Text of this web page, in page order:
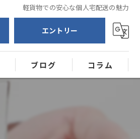
軽貨物での安心な個人宅配送の魅力
エントリー
ブログ コラム